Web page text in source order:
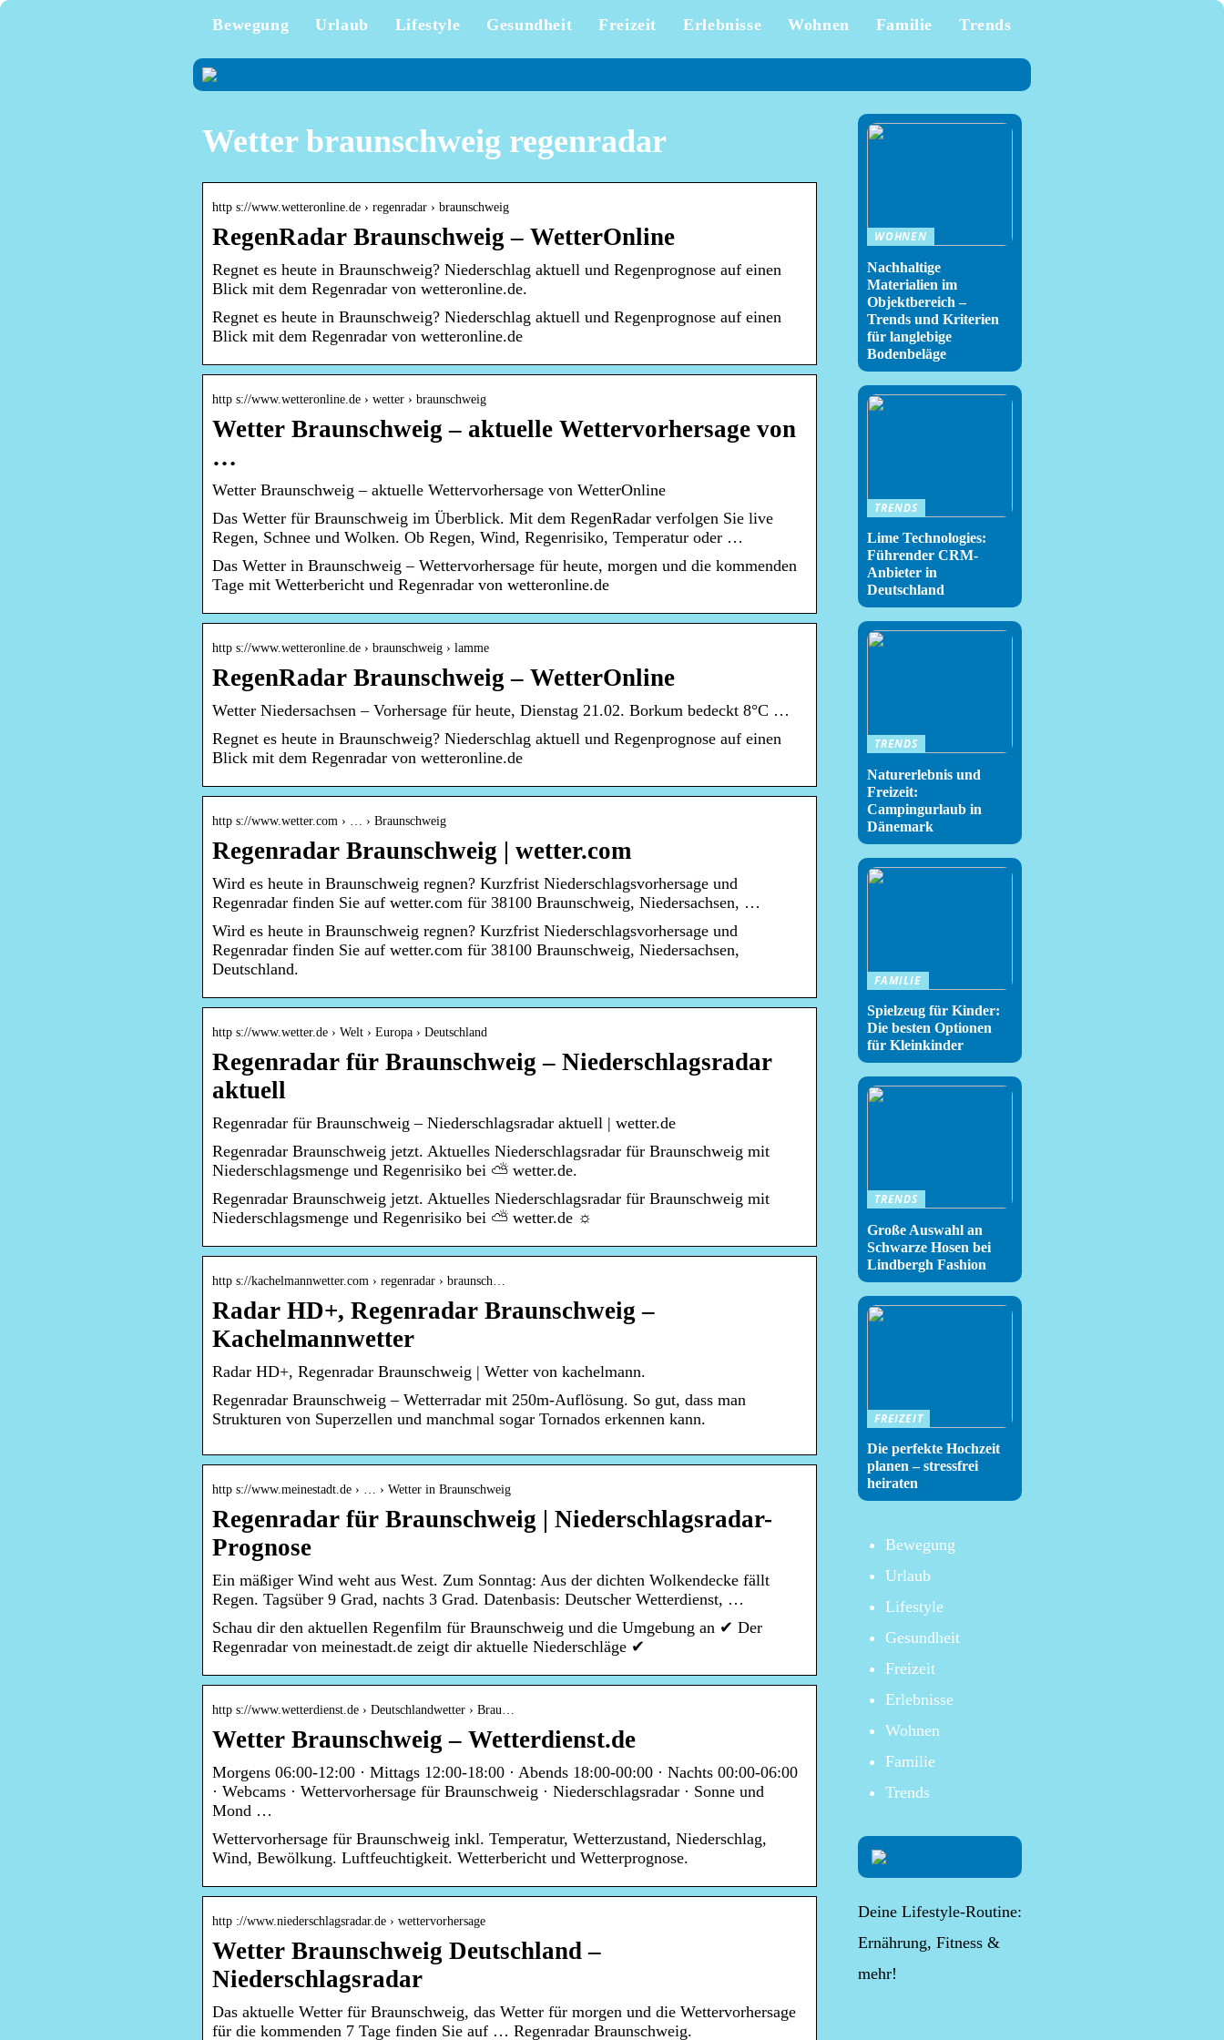
Bewegung Urlaub Lifestyle Gesundheit Freizeit Erlebnisse Wohnen Familie Trends
Wetter braunschweig regenradar
http s://www.wetteronline.de › regenradar › braunschweig
RegenRadar Braunschweig – WetterOnline
Regnet es heute in Braunschweig? Niederschlag aktuell und Regenprognose auf einen
Blick mit dem Regenradar von wetteronline.de.
Regnet es heute in Braunschweig? Niederschlag aktuell und Regenprognose auf einen
Blick mit dem Regenradar von wetteronline.de
http s://www.wetteronline.de › wetter › braunschweig
Wetter Braunschweig – aktuelle Wettervorhersage von
…
Wetter Braunschweig – aktuelle Wettervorhersage von WetterOnline
Das Wetter für Braunschweig im Überblick. Mit dem RegenRadar verfolgen Sie live
Regen, Schnee und Wolken. Ob Regen, Wind, Regenrisiko, Temperatur oder …
Das Wetter in Braunschweig – Wettervorhersage für heute, morgen und die kommenden
Tage mit Wetterbericht und Regenradar von wetteronline.de
http s://www.wetteronline.de › braunschweig › lamme
RegenRadar Braunschweig – WetterOnline
Wetter Niedersachsen – Vorhersage für heute, Dienstag 21.02. Borkum bedeckt 8°C …
Regnet es heute in Braunschweig? Niederschlag aktuell und Regenprognose auf einen
Blick mit dem Regenradar von wetteronline.de
http s://www.wetter.com › … › Braunschweig
Regenradar Braunschweig | wetter.com
Wird es heute in Braunschweig regnen? Kurzfrist Niederschlagsvorhersage und
Regenradar finden Sie auf wetter.com für 38100 Braunschweig, Niedersachsen, …
Wird es heute in Braunschweig regnen? Kurzfrist Niederschlagsvorhersage und
Regenradar finden Sie auf wetter.com für 38100 Braunschweig, Niedersachsen,
Deutschland.
http s://www.wetter.de › Welt › Europa › Deutschland
Regenradar für Braunschweig – Niederschlagsradar
aktuell
Regenradar für Braunschweig – Niederschlagsradar aktuell | wetter.de
Regenradar Braunschweig jetzt. Aktuelles Niederschlagsradar für Braunschweig mit
Niederschlagsmenge und Regenrisiko bei ⛅ wetter.de.
Regenradar Braunschweig jetzt. Aktuelles Niederschlagsradar für Braunschweig mit
Niederschlagsmenge und Regenrisiko bei ⛅ wetter.de ☼
http s://kachelmannwetter.com › regenradar › braunsch…
Radar HD+, Regenradar Braunschweig –
Kachelmannwetter
Radar HD+, Regenradar Braunschweig | Wetter von kachelmann.
Regenradar Braunschweig – Wetterradar mit 250m-Auflösung. So gut, dass man
Strukturen von Superzellen und manchmal sogar Tornados erkennen kann.
http s://www.meinestadt.de › … › Wetter in Braunschweig
Regenradar für Braunschweig | Niederschlagsradar-
Prognose
Ein mäßiger Wind weht aus West. Zum Sonntag: Aus der dichten Wolkendecke fällt
Regen. Tagsüber 9 Grad, nachts 3 Grad. Datenbasis: Deutscher Wetterdienst, …
Schau dir den aktuellen Regenfilm für Braunschweig und die Umgebung an ✔ Der
Regenradar von meinestadt.de zeigt dir aktuelle Niederschläge ✔
http s://www.wetterdienst.de › Deutschlandwetter › Brau…
Wetter Braunschweig – Wetterdienst.de
Morgens 06:00-12:00 · Mittags 12:00-18:00 · Abends 18:00-00:00 · Nachts 00:00-06:00
· Webcams · Wettervorhersage für Braunschweig · Niederschlagsradar · Sonne und
Mond …
Wettervorhersage für Braunschweig inkl. Temperatur, Wetterzustand, Niederschlag,
Wind, Bewölkung. Luftfeuchtigkeit. Wetterbericht und Wetterprognose.
http ://www.niederschlagsradar.de › wettervorhersage
Wetter Braunschweig Deutschland –
Niederschlagsradar
Das aktuelle Wetter für Braunschweig, das Wetter für morgen und die Wettervorhersage
für die kommenden 7 Tage finden Sie auf … Regenradar Braunschweig.
WOHNEN
Nachhaltige
Materialien im
Objektbereich –
Trends und Kriterien
für langlebige
Bodenbeläge
TRENDS
Lime Technologies:
Führender CRM-
Anbieter in
Deutschland
TRENDS
Naturerlebnis und
Freizeit:
Campingurlaub in
Dänemark
FAMILIE
Spielzeug für Kinder:
Die besten Optionen
für Kleinkinder
TRENDS
Große Auswahl an
Schwarze Hosen bei
Lindbergh Fashion
FREIZEIT
Die perfekte Hochzeit
planen – stressfrei
heiraten
Bewegung
Urlaub
Lifestyle
Gesundheit
Freizeit
Erlebnisse
Wohnen
Familie
Trends
Deine Lifestyle-Routine:
Ernährung, Fitness &
mehr!